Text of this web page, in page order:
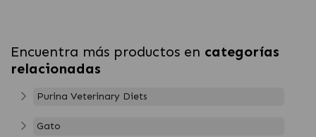
Encuentra más productos en categorías
relacionadas
Purina Veterinary Diets
Gato